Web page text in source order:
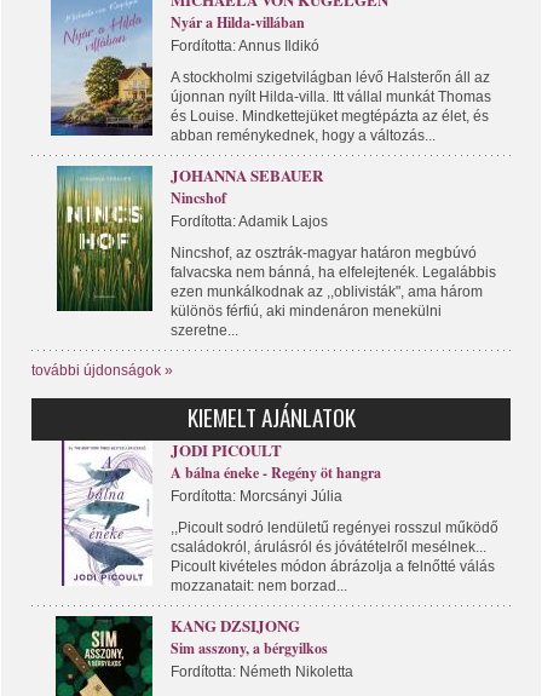
Nyár a Hilda-villában
Fordította: Annus Ildikó
A stockholmi szigetvilágban lévő Halsterőn áll az
újonnan nyílt Hilda-villa. Itt vállal munkát Thomas
és Louise. Mindkettejüket megtépázta az élet, és
abban reménykednek, hogy a változás...
JOHANNA SEBAUER
Nincshof
Fordította: Adamik Lajos
Nincshof, az osztrák-magyar határon megbúvó
falvacska nem bánná, ha elfelejtenék. Legalábbis
ezen munkálkodnak az ,,oblivisták", ama három
különös férfiú, aki mindenáron menekülni
szeretne...
további újdonságok »
KIEMELT AJÁNLATOK
JODI PICOULT
A bálna éneke - Regény öt hangra
Fordította: Morcsányi Júlia
,,Picoult sodró lendületű regényei rosszul működő
családokról, árulásról és jóvátételről mesélnek...
Picoult kivételes módon ábrázolja a felnőtté válás
mozzanatait: nem borzad...
KANG DZSIJONG
Sim asszony, a bérgyilkos
Fordította: Németh Nikoletta